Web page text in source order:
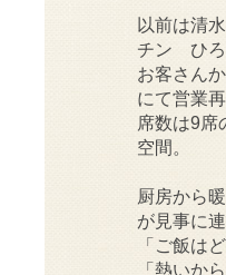
以前は清
チン ひろ
お客さん
にて営業再
席数は9席
空間。
厨房から
が見事に
「ご飯は
「熱いか